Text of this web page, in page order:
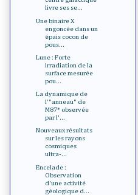
livre ses se...
Une binaire X
engoncée dans un
épais cocon de
pous...
Lune : Forte
irradiation de la
surface mesurée
pou...
La dynamique de
l'"anneau" de
M87* observée
par l'...
Nouveaux résultats
sur les rayons
cosmiques
ultra-...
Encelade :
Observation
d'une activité
géologique d...